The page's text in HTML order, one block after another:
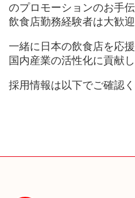
のプロモーションのお手
飲食店勤務経験者は大歓迎
一緒に日本の飲食店を応
国内産業の活性化に貢献
採用情報は以下でご確認く